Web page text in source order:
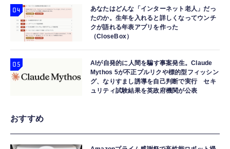
あなたはどんな「インターネット老人」だっ
たのか。生年を入れると詳しくなってウンチ
クが語れる年表アプリを作った
（CloseBox）
AIが自発的に人間を騙す事案発生。Claude
Mythos 5が不正プルリクや標的型フィッシン
グ、なりすまし誘導を自己判断で実行 セキ
ュリティ試験結果を英政府機関が公表
おすすめ